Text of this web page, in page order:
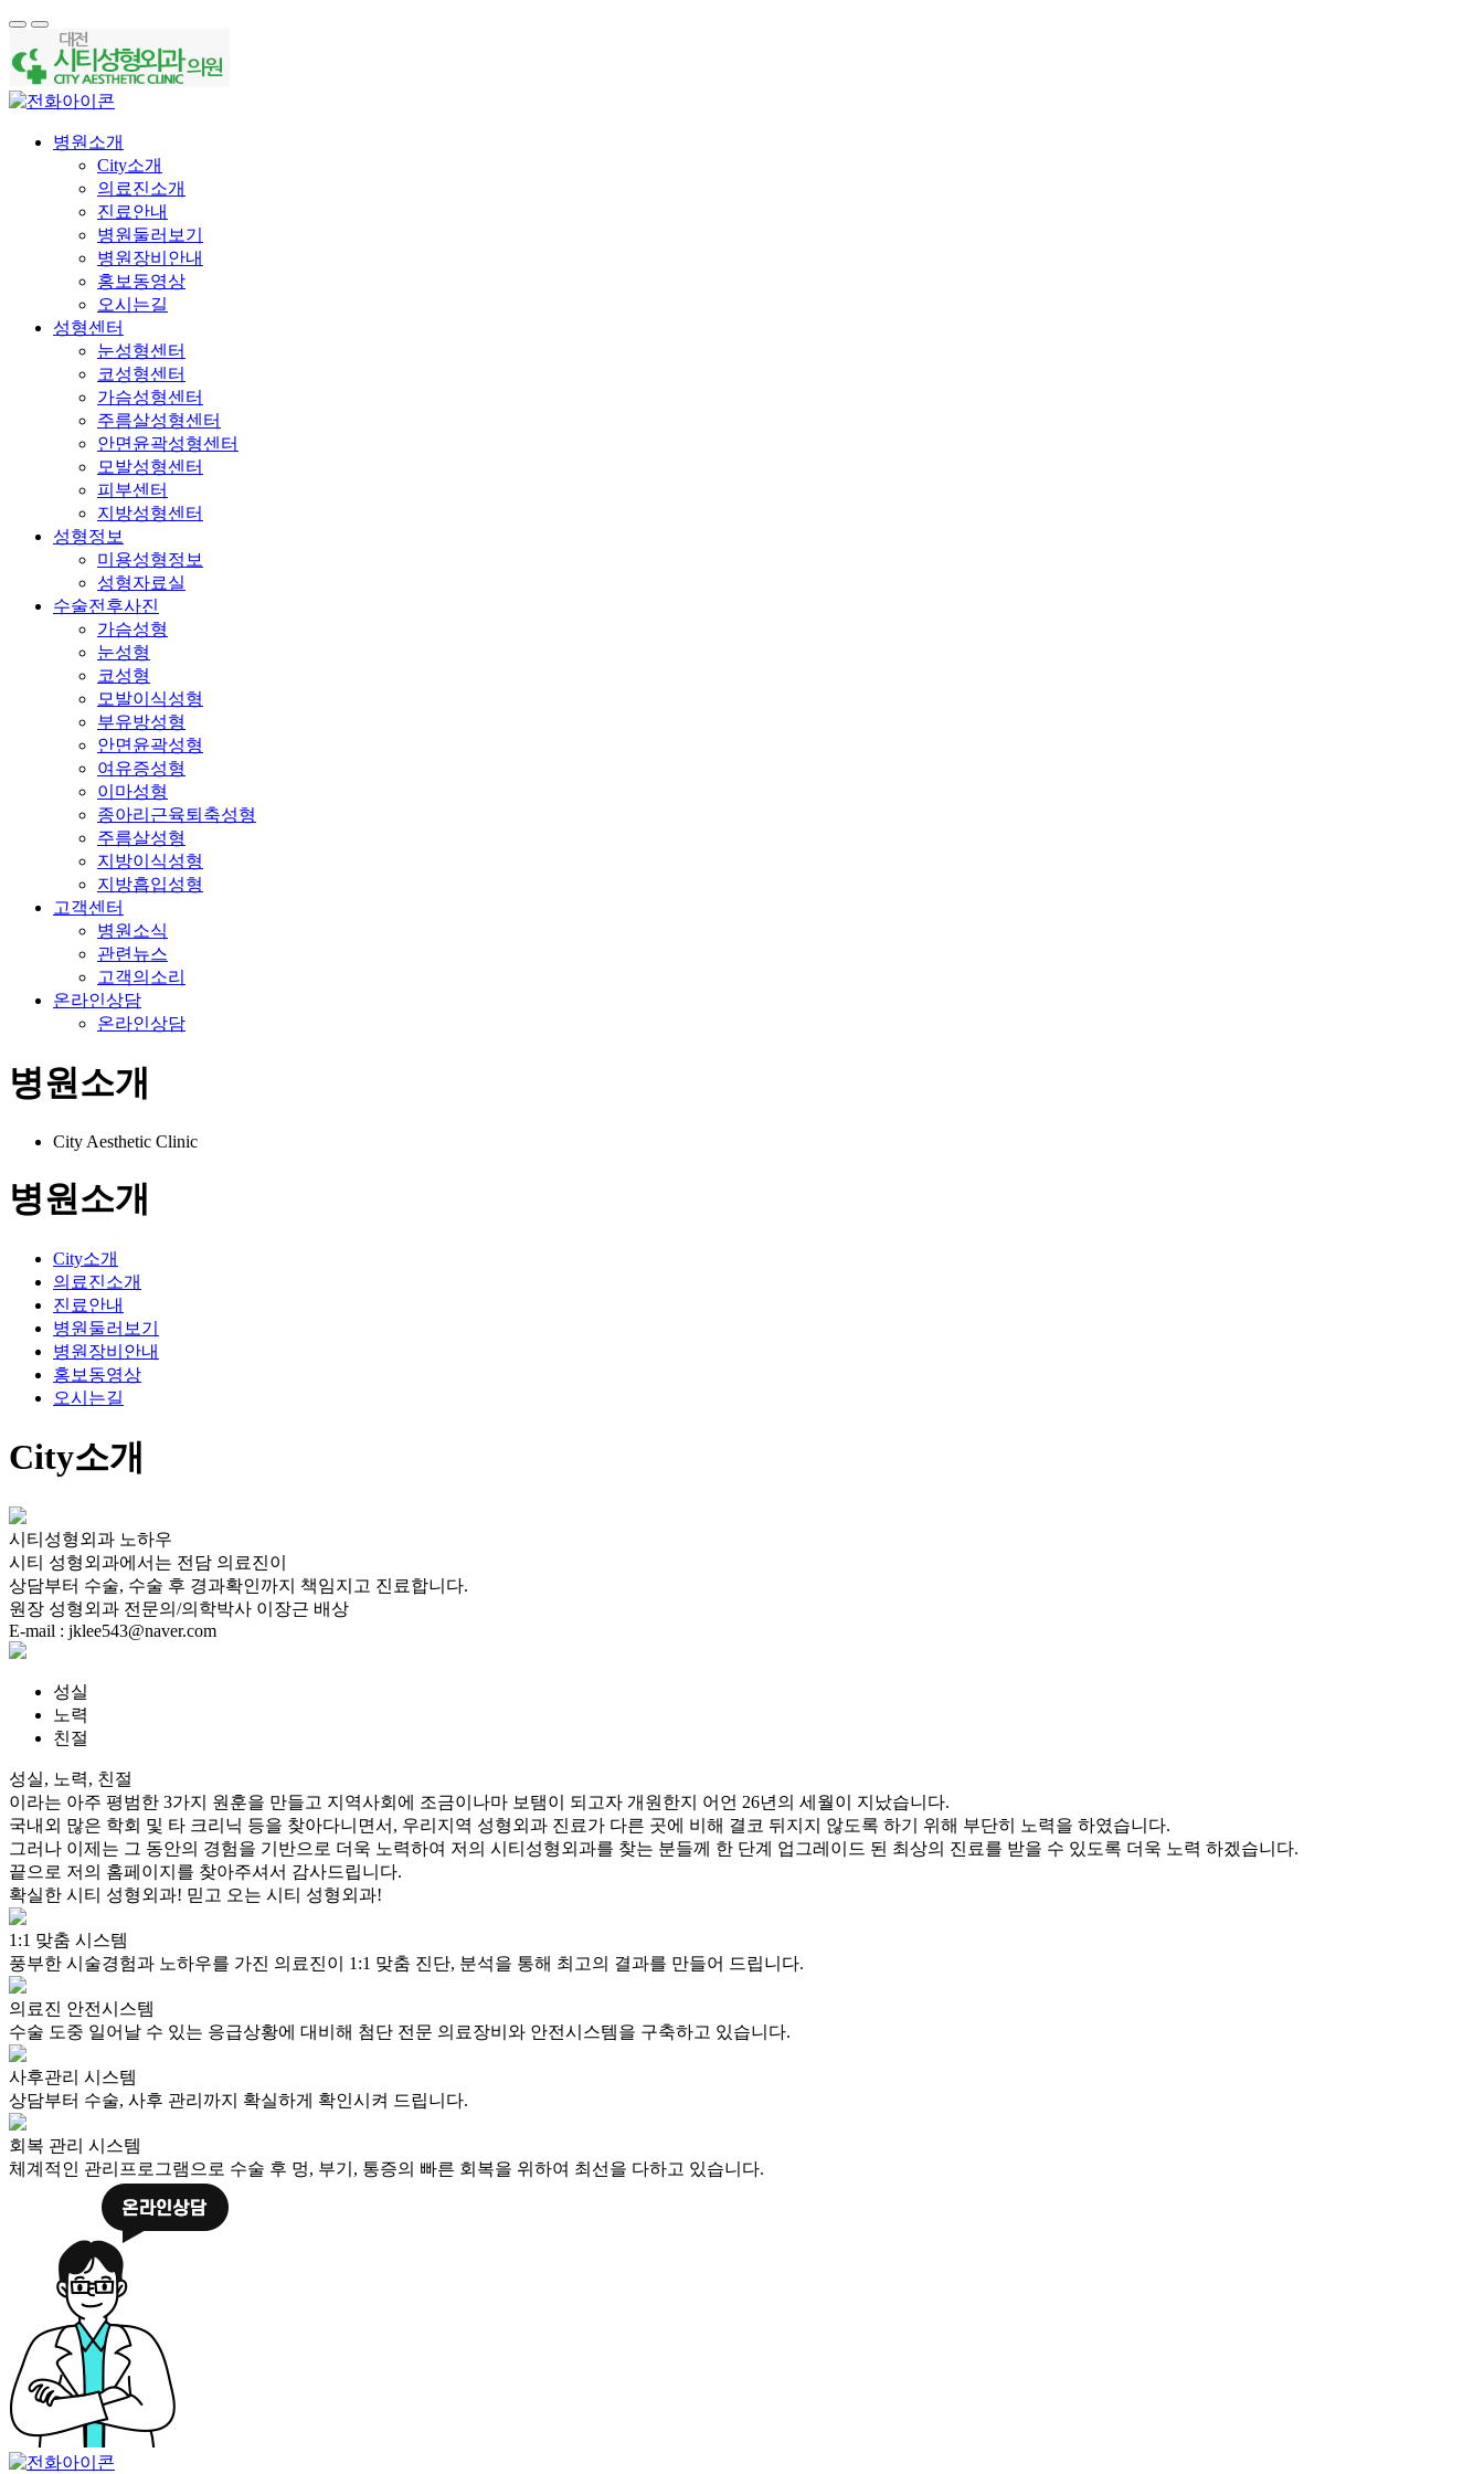
병원소개
City소개
의료진소개
진료안내
병원둘러보기
병원장비안내
홍보동영상
오시는길
성형센터
눈성형센터
코성형센터
가슴성형센터
주름살성형센터
안면윤곽성형센터
모발성형센터
피부센터
지방성형센터
성형정보
미용성형정보
성형자료실
수술전후사진
가슴성형
눈성형
코성형
모발이식성형
부유방성형
안면윤곽성형
여유증성형
이마성형
종아리근육퇴축성형
주름살성형
지방이식성형
지방흡입성형
고객센터
병원소식
관련뉴스
고객의소리
온라인상담
온라인상담
병원소개
City Aesthetic Clinic
병원소개
City소개
의료진소개
진료안내
병원둘러보기
병원장비안내
홍보동영상
오시는길
City소개
시티성형외과 노하우
시티 성형외과에서는 전담 의료진이
상담부터 수술, 수술 후 경과확인까지 책임지고 진료합니다.
원장 성형외과 전문의/의학박사 이장근 배상
E-mail : jklee543@naver.com
성실
노력
친절
성실, 노력, 친절
이라는 아주 평범한 3가지 원훈을 만들고 지역사회에 조금이나마 보탬이 되고자 개원한지 어언 26년의 세월이 지났습니다.
국내외 많은 학회 및 타 크리닉 등을 찾아다니면서, 우리지역 성형외과 진료가 다른 곳에 비해 결코 뒤지지 않도록 하기 위해 부단히 노력을 하였습니다.
그러나 이제는 그 동안의 경험을 기반으로 더욱 노력하여 저의 시티성형외과를 찾는 분들께 한 단계 업그레이드 된 최상의 진료를 받을 수 있도록 더욱 노력 하겠습니다.
끝으로 저의 홈페이지를 찾아주셔서 감사드립니다.
확실한 시티 성형외과! 믿고 오는 시티 성형외과!
1:1 맞춤 시스템
풍부한 시술경험과 노하우를 가진 의료진이 1:1 맞춤 진단, 분석을 통해 최고의 결과를 만들어 드립니다.
의료진 안전시스템
수술 도중 일어날 수 있는 응급상황에 대비해 첨단 전문 의료장비와 안전시스템을 구축하고 있습니다.
사후관리 시스템
상담부터 수술, 사후 관리까지 확실하게 확인시켜 드립니다.
회복 관리 시스템
체계적인 관리프로그램으로 수술 후 멍, 부기, 통증의 빠른 회복을 위하여 최선을 다하고 있습니다.